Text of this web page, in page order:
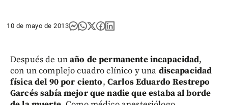
10 de mayo de 2013
Después de unaño de permanente incapacidad,
con un complejo cuadro clínico y una discapacidad
física del 90 por ciento, Carlos Eduardo Restrepo
Garcés sabía mejor que nadie que estaba al borde